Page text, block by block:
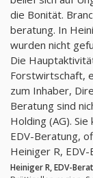
die Bonität.
beratung. In
wurden nicht
Die
Forstwirtschaft,
zum Inhaber,
Beratung sind
Holding (AG).
EDV-Beratung,
Heiniger R,
Heiniger R, EDV-